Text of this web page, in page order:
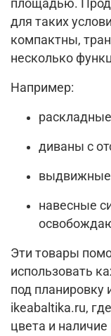
площадью.
для таких
компактны,
несколько
Например:
диваны с
выдвижные
навесные
Эти товары
использовать
под
ikeabaltika.ru,
цвета и наличие